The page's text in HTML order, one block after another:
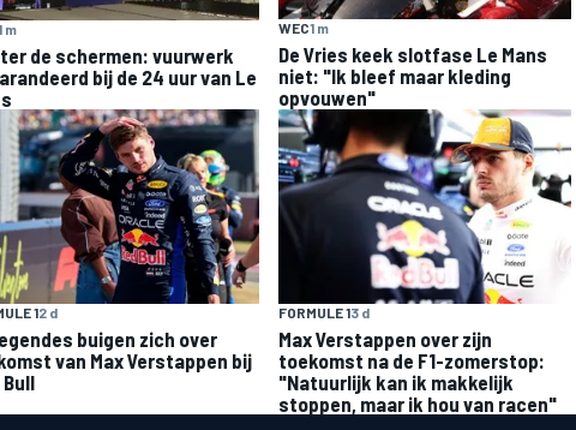
m
de schermen: vuurwerk
bij de 24 uur van Le
WEC1 m
De Vries keek slotfase Le Mans
niet: "Ik bleef maar kleding
opvouwen"
12 d
buigen zich over
van Max Verstappen bij
Bull
FORMULE 13 d
Max Verstappen over zijn
toekomst na de F1-zomerstop:
"Natuurlijk kan ik makkelijk
stoppen, maar ik hou van racen"